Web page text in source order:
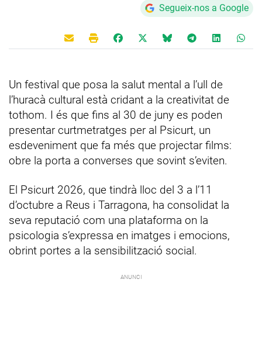
Segueix-nos a Google
Un festival que posa la salut mental a l’ull de
l’huracà cultural està cridant a la creativitat de
tothom. I és que fins al 30 de juny es poden
presentar curtmetratges per al Psicurt, un
esdeveniment que fa més que projectar films:
obre la porta a converses que sovint s’eviten.
El Psicurt 2026, que tindrà lloc del 3 a l’11
d’octubre a Reus i Tarragona, ha consolidat la
seva reputació com una plataforma on la
psicologia s’expressa en imatges i emocions,
obrint portes a la sensibilització social.